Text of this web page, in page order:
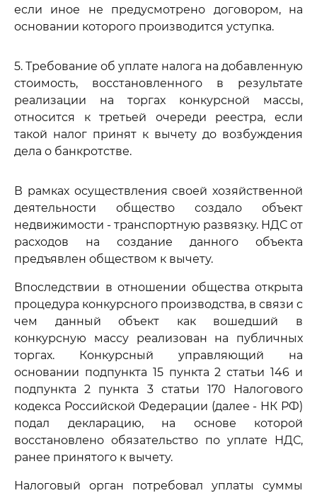
если иное не предусмотрено договором, на
основании которого производится уступка.
5. Требование об уплате налога на добавленную
стоимость, восстановленного в результате
реализации на торгах конкурсной массы,
относится к третьей очереди реестра, если
такой налог принят к вычету до возбуждения
дела о банкротстве.
В рамках осуществления своей хозяйственной
деятельности общество создало объект
недвижимости - транспортную развязку. НДС от
расходов на создание данного объекта
предъявлен обществом к вычету.
Впоследствии в отношении общества открыта
процедура конкурсного производства, в связи с
чем данный объект как вошедший в
конкурсную массу реализован на публичных
торгах. Конкурсный управляющий на
основании подпункта 15 пункта 2 статьи 146 и
подпункта 2 пункта 3 статьи 170 Налогового
кодекса Российской Федерации (далее - НК РФ)
подал декларацию, на основе которой
восстановлено обязательство по уплате НДС,
ранее принятого к вычету.
Налоговый орган потребовал уплаты суммы